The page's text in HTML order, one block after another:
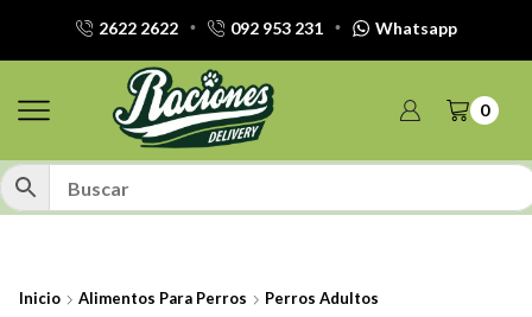
2622 2622 092 953 231 Whatsapp
0
Inicio Alimentos Para Perros Perros Adultos